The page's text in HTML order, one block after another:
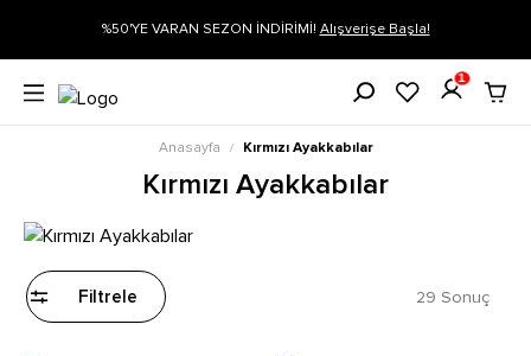
%50'YE VARAN SEZON İNDİRİMİ! Alışverişe Başla!
1
Anasayfa / Kırmızı Ayakkabılar
Kırmızı Ayakkabılar
Filtrele 29 Sonuç